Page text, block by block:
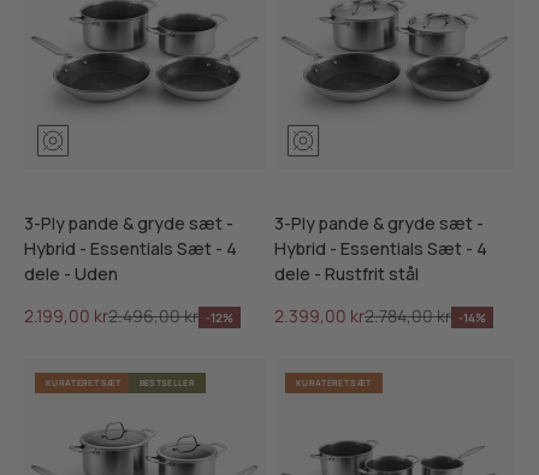
3-Ply pande & gryde sæt -
Hybrid - Essentials Sæt - 4
dele - Uden
Salgspris
2.199,00 krNormalpris
2.496,00 kr -12%
3-Ply pande & gryde sæt -
Hybrid - Essentials Sæt - 4
dele - Rustfrit stål
Salgspris
2.399,00 krNormalpris
2.784,00 kr -14%
KURATERET SÆT BESTSELLER KURATERET SÆT